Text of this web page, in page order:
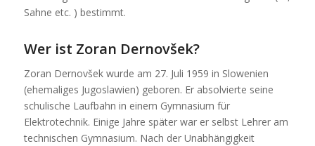
Sahne etc. ) bestimmt.
Wer ist Zoran Dernovšek?
Zoran Dernovšek wurde am 27. Juli 1959 in Slowenien
(ehemaliges Jugoslawien) geboren. Er absolvierte seine
schulische Laufbahn in einem Gymnasium für
Elektrotechnik. Einige Jahre später war er selbst Lehrer am
technischen Gymnasium. Nach der Unabhängigkeit